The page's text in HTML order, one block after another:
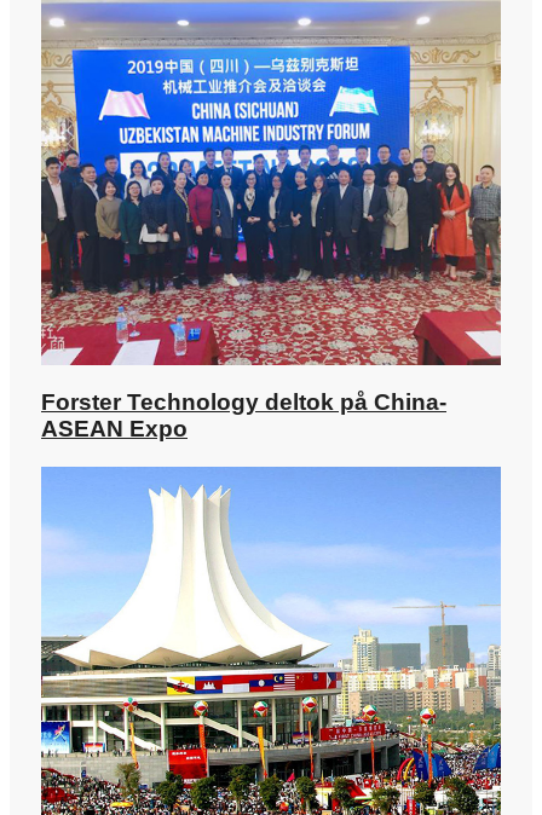
Forster Technology deltok på China-
ASEAN Expo